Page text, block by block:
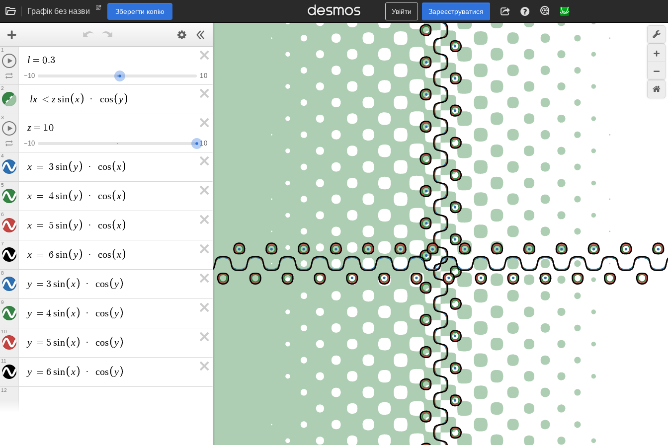
Графік без назви Зберегти копію Увійти Зареєструватися
l = 0.3
−10 10
1
lx < z sin x · cos y
2
z = 10
−10 10
3
x = 3 sin y · cos x
4
x = 4 sin y · cos x
5
x = 5 sin y · cos x
6
x = 6 sin y · cos x
7
y = 3 sin x · cos y
8
y = 4 sin x · cos y
9
y = 5 sin x · cos y
10
y = 6 sin x · cos y
11
12